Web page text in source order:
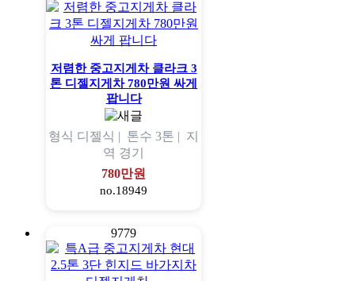
저렴한 중고지게차 클라크 3
톤 디젤지게차 780만원 싸게
팝니다
형식 디젤식 | 톤수 3톤 | 지
역 경기
780만원
no.18949
9779